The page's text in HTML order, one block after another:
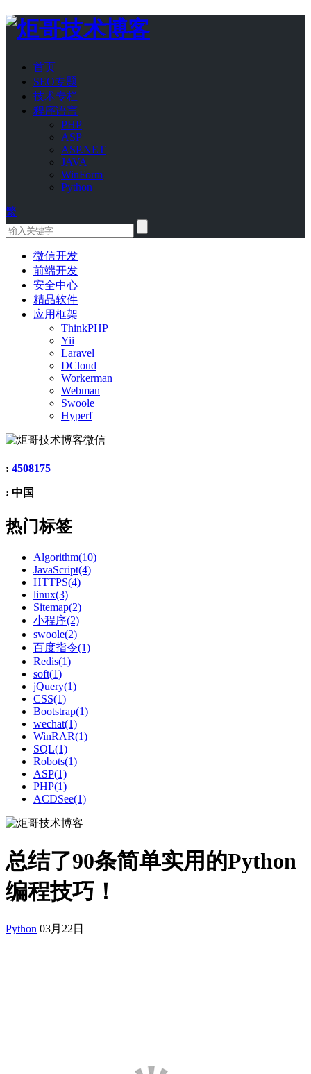
首页
SEO专题
技术专栏
程序语言
PHP
ASP
ASP.NET
JAVA
WinForm
Python
繁
微信开发
前端开发
安全中心
精品软件
应用框架
ThinkPHP
Yii
Laravel
DCloud
Workerman
Webman
Swoole
Hyperf
: 4508175
: 中国
热门标签
Algorithm(10)
JavaScript(4)
HTTPS(4)
linux(3)
Sitemap(2)
小程序(2)
swoole(2)
百度指令(1)
Redis(1)
soft(1)
jQuery(1)
CSS(1)
Bootstrap(1)
wechat(1)
WinRAR(1)
SQL(1)
Robots(1)
ASP(1)
PHP(1)
ACDSee(1)
总结了90条简单实用的Python
编程技巧！
Python 03月22日